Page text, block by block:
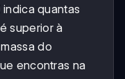
indica quantas
superior à
do
encontras na